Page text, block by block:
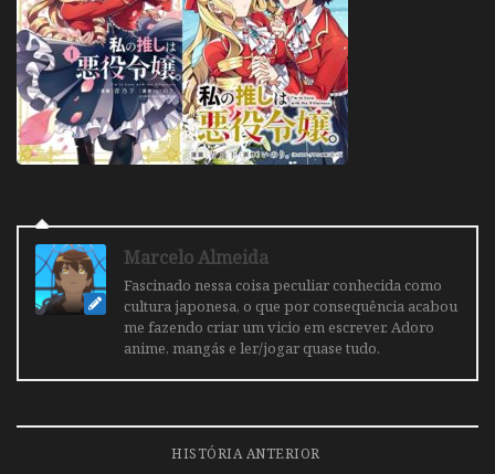
Marcelo Almeida
Fascinado nessa coisa peculiar conhecida como
cultura japonesa, o que por consequência acabou
me fazendo criar um vicio em escrever. Adoro
anime, mangás e ler/jogar quase tudo.
HISTÓRIA ANTERIOR